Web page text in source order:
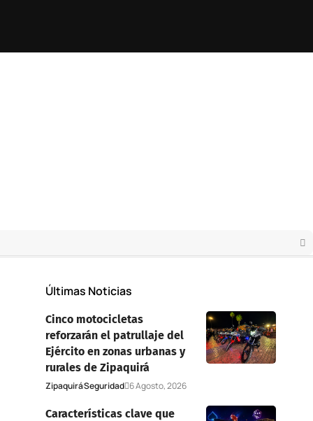
Últimas Noticias
Cinco motocicletas
reforzarán el patrullaje del
Ejército en zonas urbanas y
rurales de Zipaquirá
ZipaquiráSeguridad 6 Agosto, 2026
Características clave que